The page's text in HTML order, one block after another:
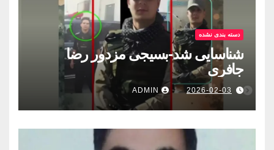
دسته بندی نشده
شناسایی شد-بسيجى مزدور رضا
جافری
2026-02-03
ADMIN